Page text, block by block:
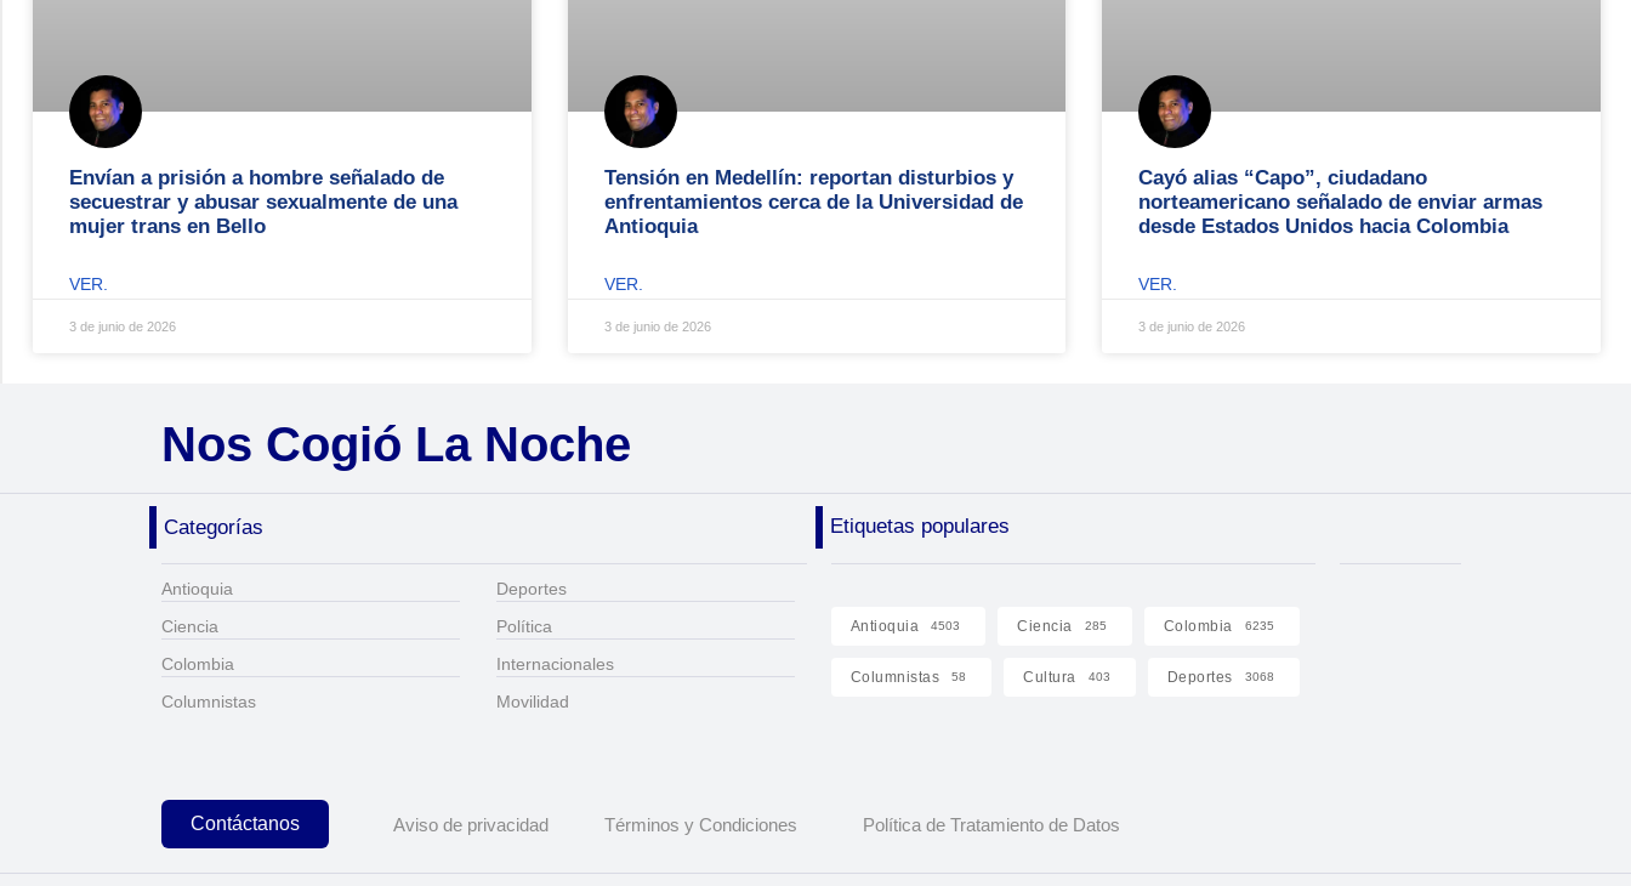
Envían a prisión a hombre señalado de
secuestrar y abusar sexualmente de una
mujer trans en Bello
VER.
3 de junio de 2026
Tensión en Medellín: reportan disturbios y
enfrentamientos cerca de la Universidad de
Antioquia
VER.
3 de junio de 2026
Cayó alias “Capo”, ciudadano
norteamericano señalado de enviar armas
desde Estados Unidos hacia Colombia
VER.
3 de junio de 2026
Nos Cogió La Noche
Categorías Etiquetas populares
Antioquia
Ciencia
Colombia
Columnistas
Deportes
Política
Internacionales
Movilidad
Antioquia 4503 Ciencia 285 Colombia 6235
Columnistas 58 Cultura 403 Deportes 3068
Contáctanos Aviso de privacidad Términos y Condiciones Política de Tratamiento de Datos